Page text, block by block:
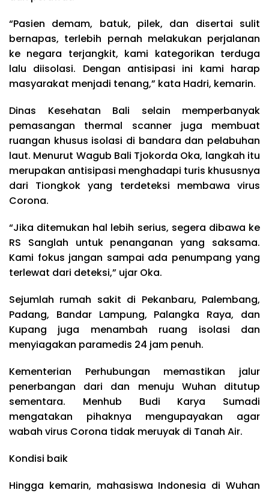
“Pasien demam, batuk, pilek, dan disertai sulit
bernapas, terlebih pernah melakukan perjalanan
ke negara terjangkit, kami kategorikan terduga
lalu diisolasi. Dengan antisipasi ini kami harap
masyarakat menjadi tenang,” kata Hadri, kemarin.
Dinas Kesehatan Bali selain memperbanyak
pemasangan thermal scanner juga membuat
ruangan khusus isolasi di bandara dan pelabuhan
laut. Menurut Wagub Bali Tjokorda Oka, langkah itu
merupakan antisipasi menghadapi turis khususnya
dari Tiongkok yang terdeteksi membawa virus
Corona.
“Jika ditemukan hal lebih serius, segera dibawa ke
RS Sanglah untuk penanganan yang saksama.
Kami fokus jangan sampai ada penumpang yang
terlewat dari deteksi,” ujar Oka.
Sejumlah rumah sakit di Pekanbaru, Palembang,
Padang, Bandar Lampung, Palangka Raya, dan
Kupang juga menambah ruang isolasi dan
menyiagakan paramedis 24 jam penuh.
Kementerian Perhubungan memastikan jalur
penerbangan dari dan menuju Wuhan ditutup
sementara. Menhub Budi Karya Sumadi
mengatakan pihaknya mengupayakan agar
wabah virus Corona tidak meruyak di Tanah Air.
Kondisi baik
Hingga kemarin, mahasiswa Indonesia di Wuhan